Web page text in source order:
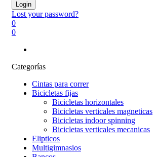
Login
Lost your password?
0
0
Categorías
Cintas para correr
Bicicletas fijas
Bicicletas horizontales
Bicicletas verticales magneticas
Bicicletas indoor spinning
Bicicletas verticales mecanicas
Elipticos
Multigimnasios